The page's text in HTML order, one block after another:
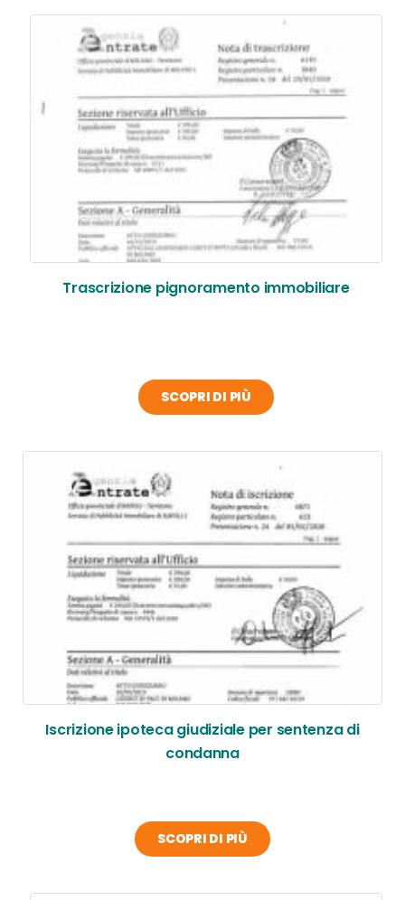
Trascrizione pignoramento immobiliare
SCOPRI DI PIÙ
Iscrizione ipoteca giudiziale per sentenza di
condanna
SCOPRI DI PIÙ